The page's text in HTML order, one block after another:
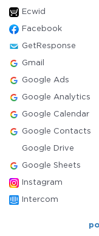
Ecwid
Facebook
GetResponse
Gmail
Google Ads
Google Analytics
Google Calendar
Google Contacts
Google Drive
Google Sheets
Instagram
Intercom